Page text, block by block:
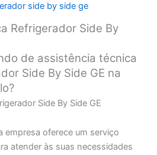
side by side ge
Refrigerador Side By
de assistência técnica
Side By Side GE na
Side By Side GE
empresa oferece um serviço
atender às suas necessidades